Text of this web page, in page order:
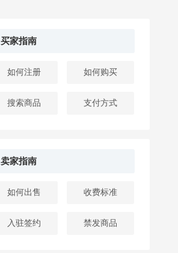
买家指南
如何注册 如何购买
搜索商品 支付方式
卖家指南
如何出售 收费标准
入驻签约 禁发商品